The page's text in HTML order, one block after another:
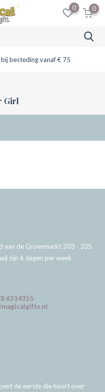
0 0
besteding vanaf € 75
Girl
aan de Groenmarkt 203 - 205
zijn 6 dagen per week
6314355
de eerste die hoort over